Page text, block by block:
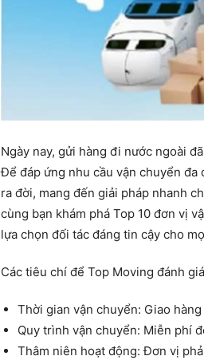
Ngày nay, gửi hàng đi nước ngoài
Để đáp ứng nhu cầu vận chuyển
ra đời, mang đến giải pháp nhanh
cùng bạn khám phá Top 10 đơn vị
lựa chọn đối tác đáng tin cậy cho
Các tiêu chí để Top Moving đánh
Thời gian vận chuyển: Giao
Quy trình vận chuyển: Miễn phí
Thâm niên hoạt động: Đơn vị